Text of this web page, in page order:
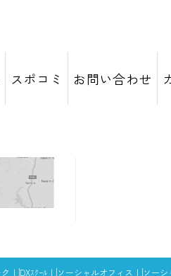
スポコミ お問い合わせ
DXｽｸｰﾙ ソーシャルオフィス ソーシ